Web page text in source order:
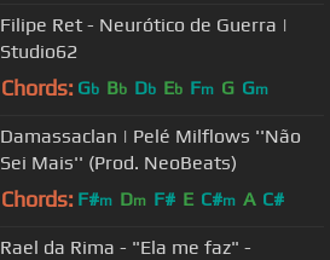
Filipe Ret - Neurótico de Guerra |
Studio62
Chords: Gb Bb Db Eb Fm G Gm
Damassaclan | Pelé Milflows ''Não
Sei Mais'' (Prod. NeoBeats)
Chords: F#m Dm F# E C#m A C#
Rael da Rima - "Ela me faz" -